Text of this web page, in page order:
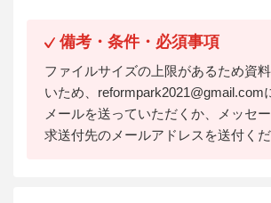
備考・条件・必須事項
ファイルサイズの上限があるため資
いため、reformpark2021@gmail.com
メールを送っていただくか、メッセ
求送付先のメールアドレスを送付くだ